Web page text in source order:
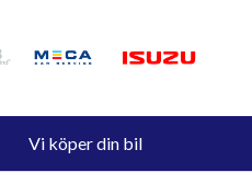
Vi köper din bil